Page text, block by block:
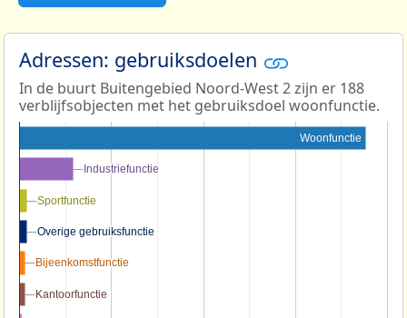
Adressen: gebruiksdoelen
In de buurt Buitengebied Noord-West 2 zijn er 188
verblijfsobjecten met het gebruiksdoel woonfunctie.
Woonfunctie
Industriefunctie
Industriefunctie
Sportfunctie
Sportfunctie
Overige gebruiksfunctie
Overige gebruiksfunctie
Bijeenkomstfunctie
Bijeenkomstfunctie
Kantoorfunctie
Kantoorfunctie